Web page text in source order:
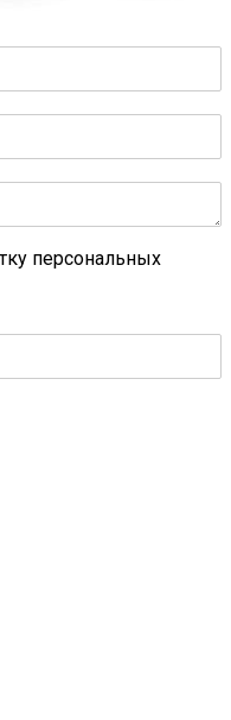
персональных